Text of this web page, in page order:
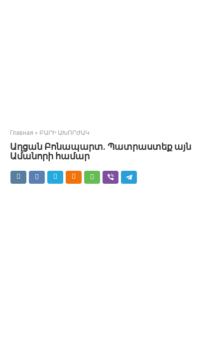
Главная » ԲԱՐԻ ԱԽՈՐԺԱԿ
Աղցան Բոնապարտ. Պատրաստեք այն
Ամանորի համար